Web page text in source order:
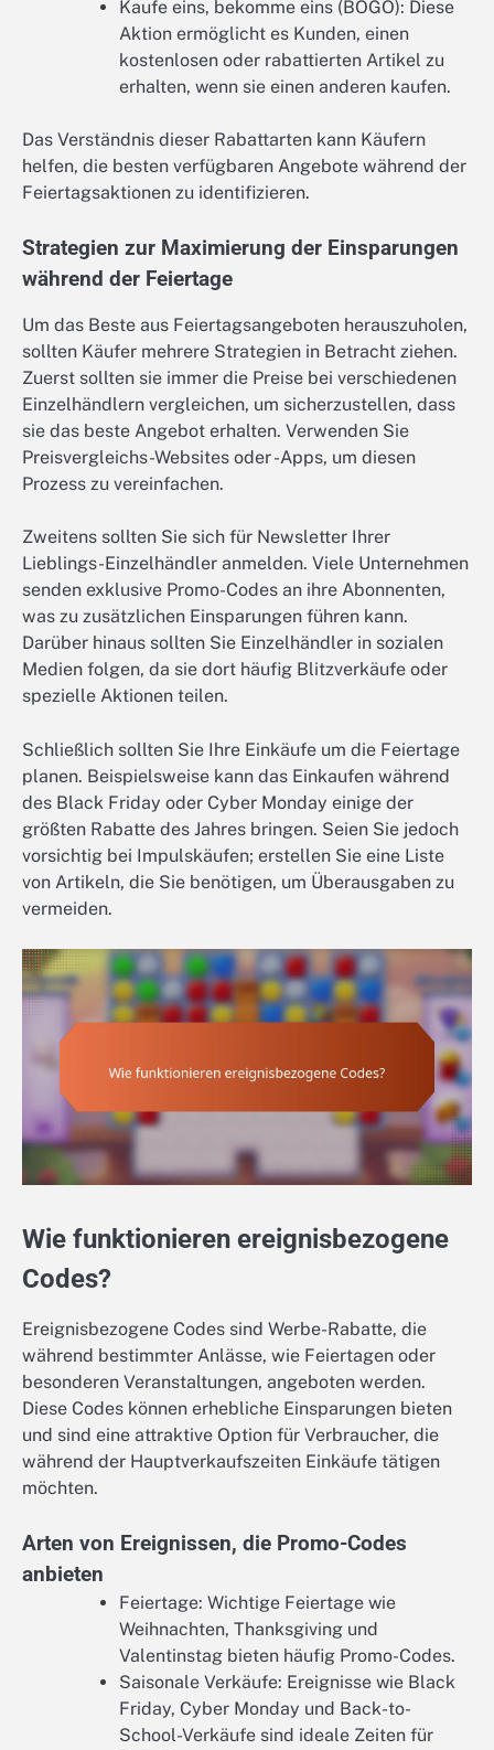
Kaufe eins, bekomme eins (BOGO): Diese
Aktion ermöglicht es Kunden, einen
kostenlosen oder rabattierten Artikel zu
erhalten, wenn sie einen anderen kaufen.
Das Verständnis dieser Rabattarten kann Käufern
helfen, die besten verfügbaren Angebote während der
Feiertagsaktionen zu identifizieren.
Strategien zur Maximierung der Einsparungen
während der Feiertage
Um das Beste aus Feiertagsangeboten herauszuholen,
sollten Käufer mehrere Strategien in Betracht ziehen.
Zuerst sollten sie immer die Preise bei verschiedenen
Einzelhändlern vergleichen, um sicherzustellen, dass
sie das beste Angebot erhalten. Verwenden Sie
Preisvergleichs-Websites oder -Apps, um diesen
Prozess zu vereinfachen.
Zweitens sollten Sie sich für Newsletter Ihrer
Lieblings-Einzelhändler anmelden. Viele Unternehmen
senden exklusive Promo-Codes an ihre Abonnenten,
was zu zusätzlichen Einsparungen führen kann.
Darüber hinaus sollten Sie Einzelhändler in sozialen
Medien folgen, da sie dort häufig Blitzverkäufe oder
spezielle Aktionen teilen.
Schließlich sollten Sie Ihre Einkäufe um die Feiertage
planen. Beispielsweise kann das Einkaufen während
des Black Friday oder Cyber Monday einige der
größten Rabatte des Jahres bringen. Seien Sie jedoch
vorsichtig bei Impulskäufen; erstellen Sie eine Liste
von Artikeln, die Sie benötigen, um Überausgaben zu
vermeiden.
Wie funktionieren ereignisbezogene
Codes?
Ereignisbezogene Codes sind Werbe-Rabatte, die
während bestimmter Anlässe, wie Feiertagen oder
besonderen Veranstaltungen, angeboten werden.
Diese Codes können erhebliche Einsparungen bieten
und sind eine attraktive Option für Verbraucher, die
während der Hauptverkaufszeiten Einkäufe tätigen
möchten.
Arten von Ereignissen, die Promo-Codes
anbieten
Feiertage: Wichtige Feiertage wie
Weihnachten, Thanksgiving und
Valentinstag bieten häufig Promo-Codes.
Saisonale Verkäufe: Ereignisse wie Black
Friday, Cyber Monday und Back-to-
School-Verkäufe sind ideale Zeiten für